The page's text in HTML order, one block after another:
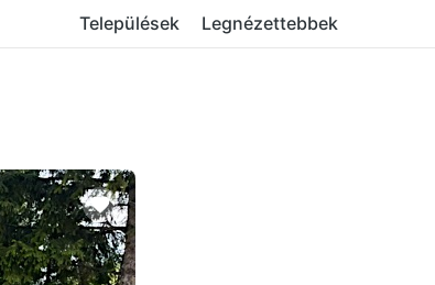
Települések Legnézettebbek